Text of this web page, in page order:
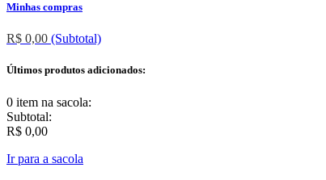
Minhas compras
R$ 0,00 (Subtotal)
Últimos produtos adicionados:
0 item na sacola:
Subtotal:
R$ 0,00
Ir para a sacola